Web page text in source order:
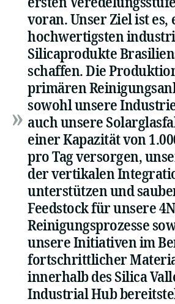
voran. Unser Ziel ist es,
hochwertigsten
Silicaprodukte
schaffen. Die
primären
sowohl unsere
auch unsere
einer Kapazität von
pro Tag versorgen,
der vertikalen
unterstützen und
Feedstock für unsere
Reinigungsprozesse
unsere Initiativen im
fortschrittlicher
innerhalb des Silica
Industrial Hub